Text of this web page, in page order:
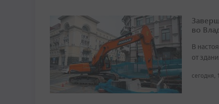
во
В
от
сегодня,